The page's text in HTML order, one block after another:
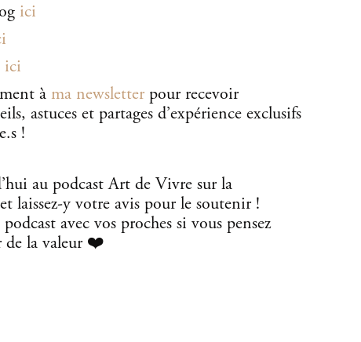
ici
ici
à ma newsletterpour recevoir
astuces et partages d’expérience exclusifs
!
au podcast Art de Vivre sur la
laissez-y votre avis pour le soutenir !
avec vos proches si vous pensez
de la valeur ❤️